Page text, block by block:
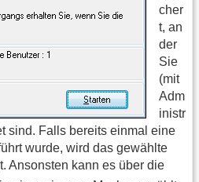
cher
t, an
der
Sie
(mit
Adm
inistr
sind. Falls bereits einmal eine
wurde, wird das gewählte
Ansonsten kann es über die